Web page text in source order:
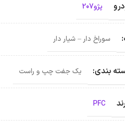
پژو207
سوراخ دار – شیار دار
بندی: یک جفت چپ و راست
PFC